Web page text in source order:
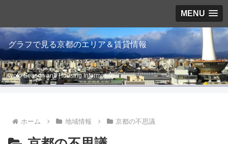
MENU
グラフで見る京都のエリア＆賃貸情報
Kyoto Season and Housing Information
ホーム 地域情報 京都の不思議